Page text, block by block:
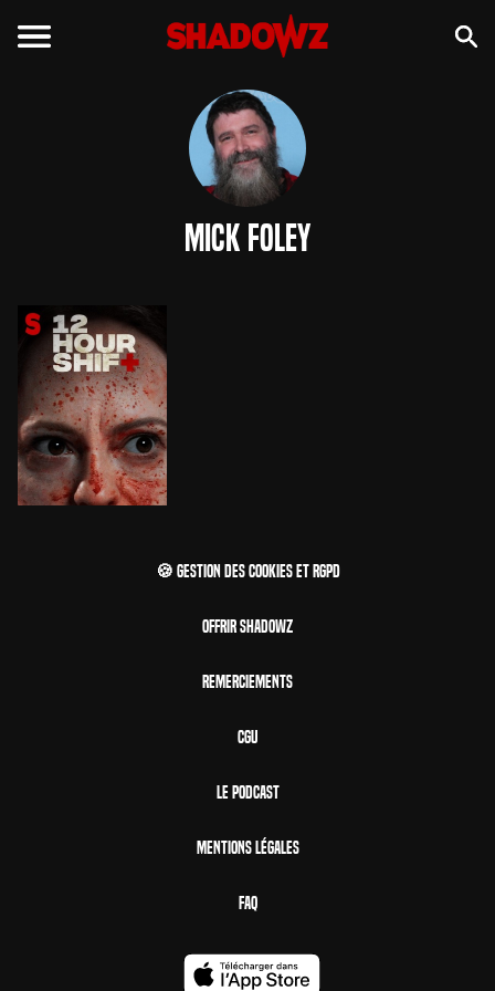
Mick Foley
🍪 Gestion des cookies et RGPD
Offrir Shadowz
Remerciements
CGU
Le Podcast
Mentions Légales
FAQ